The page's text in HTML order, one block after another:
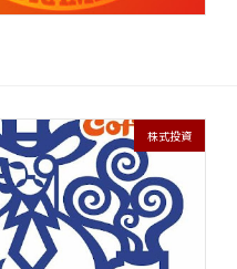
株式投資